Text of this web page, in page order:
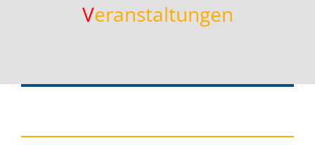
Veranstaltungen